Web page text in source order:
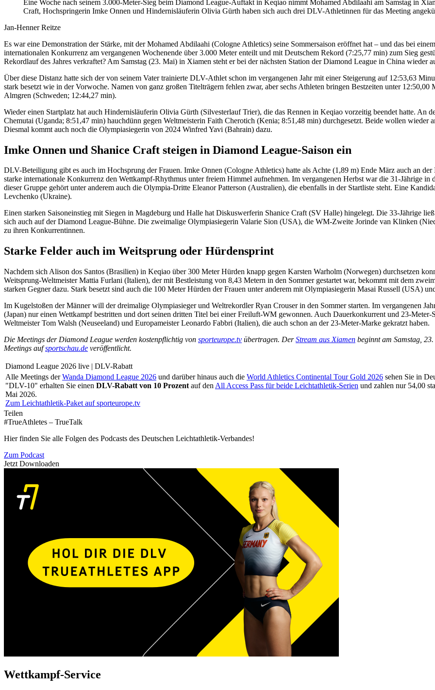
Eine Woche nach seinem 3.000-Meter-Sieg beim Diamond League-Auftakt in Keqiao nimmt Mohamed Abdilaahi am Samstag in
Craft, Hochspringerin Imke Onnen und Hindernisläuferin Olivia Gürth haben sich auch drei DLV-Athletinnen für das Meeting
Jan-Henner Reitze
Es war eine Demonstration der Stärke, mit der Mohamed Abdilaahi (Cologne Athletics) seine Sommersaison eröffnet hat – und das bei
internationalen Konkurrenz am vergangenen Wochenende über 3.000 Meter enteilt und mit Deutschem Rekord (7:25,77 min) zum Sieg
Rekordlauf des Jahres verkraftet? Am Samstag (23. Mai) in Xiamen steht er bei der nächsten Station der Diamond League in China wieder
Über diese Distanz hatte sich der von seinem Vater trainierte DLV-Athlet schon im vergangenen Jahr mit einer Steigerung auf 12:53,63
stark besetzt wie in der Vorwoche. Namen von ganz großen Titelträgern fehlen zwar, aber sechs Athleten bringen Bestzeiten unter
Almgren (Schweden; 12:44,27 min).
Wieder einen Startplatz hat auch Hindernisläuferin Olivia Gürth (Silvesterlauf Trier), die das Rennen in Keqiao vorzeitig beendet hatte. An
Chemutai (Uganda; 8:51,47 min) hauchdünn gegen Weltmeisterin Faith Cherotich (Kenia; 8:51,48 min) durchgesetzt. Beide wollen wieder
Diesmal kommt auch noch die Olympiasiegerin von 2024 Winfred Yavi (Bahrain) dazu.
Imke Onnen und Shanice Craft steigen in Diamond League-Saison ein
DLV-Beteiligung gibt es auch im Hochsprung der Frauen. Imke Onnen (Cologne Athletics) hatte als Achte (1,89 m) Ende März auch an
starke internationale Konkurrenz den Wettkampf-Rhythmus unter freiem Himmel aufnehmen. Im vergangenen Herbst war die 31-Jährige
dieser Gruppe gehört unter anderem auch die Olympia-Dritte Eleanor Patterson (Australien), die ebenfalls in der Startliste steht. Eine
Levchenko (Ukraine).
Einen starken Saisoneinstieg mit Siegen in Magdeburg und Halle hat Diskuswerferin Shanice Craft (SV Halle) hingelegt. Die 33-Jährige
sich auch auf der Diamond League-Bühne. Die zweimalige Olympiasiegerin Valarie Sion (USA), die WM-Zweite Jorinde van Klinken
zu ihren Konkurrentinnen.
Starke Felder auch im Weitsprung oder Hürdensprint
Nachdem sich Alison dos Santos (Brasilien) in Keqiao über 300 Meter Hürden knapp gegen Karsten Warholm (Norwegen) durchsetzen
Weitsprung-Weltmeister Mattia Furlani (Italien), der mit Bestleistung von 8,43 Metern in den Sommer gestartet war, bekommt mit dem
starken Gegner dazu. Stark besetzt sind auch die 100 Meter Hürden der Frauen unter anderem mit Olympiasiegerin Masai Russell (USA)
Im Kugelstoßen der Männer will der dreimalige Olympiasieger und Weltrekordler Ryan Crouser in den Sommer starten. Im vergangenen
(Japan) nur einen Wettkampf bestritten und dort seinen dritten Titel bei einer Freiluft-WM gewonnen. Auch Dauerkonkurrent und 23-
Weltmeister Tom Walsh (Neuseeland) und Europameister Leonardo Fabbri (Italien), die auch schon an der 23-Meter-Marke gekratzt haben.
Die Meetings der Diamond League werden kostenpflichtig von sporteurope.tv übertragen. DerStream aus Xiamen beginnt am Samstag,
Meetings aufsportschau.de veröffentlicht.
Diamond League 2026 live | DLV-Rabatt
Alle Meetings derWanda Diamond League 2026 und darüber hinaus auch die World Athletics Continental Tour Gold 2026 sehen Sie in
"DLV-10" erhalten Sie einen DLV-Rabatt von 10 Prozent auf den All Access Pass für beide Leichtathletik-Serien und zahlen nur 54,00
Mai 2026.
Zum Leichtathletik-Paket auf sporteurope.tv
Teilen
#TrueAthletes – TrueTalk
Hier finden Sie alle Folgen des Podcasts des Deutschen Leichtathletik-Verbandes!
Zum Podcast
Jetzt Downloaden
Wettkampf-Service